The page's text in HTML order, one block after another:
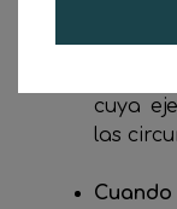
cuya
las